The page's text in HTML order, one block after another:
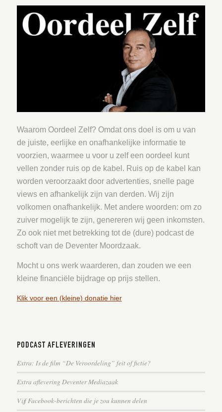
Waarom Oordeel Zelf? Omdat ons doel is om u van
de juiste, eerlijke en onafhankelijke informatie te
voorzien, waarmee u voor u zelf een oordeel kunt
vellen zonder ruis op de kabel. Ruis op de kabel kan
worden veroorzaakt door advertenties, snelle page
views en afhankelijk zijn van derden. Wij zijn
volkomen onafhankelijk. Met andere woorden: om zo
zuiver mogelijk te zijn, genereren wij geen inkomsten.
Zo ook niet met betrekking tot de (dure) podcast de
schoft van de Deventer Moordzaak.
Mocht u ons werk waarderen, dan zouden we een
kleine financiële bijdrage op prijs stellen.
Klik voor een (kleine) donatie hier
PODCAST AFLEVERINGEN
Extra: Is de film “De Veroordeling” feit of fictie?
Extra aflevering Deventer Mediazaak
Vijf Facebook-berichten die je zou kunnen delen